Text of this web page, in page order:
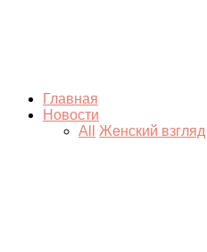
Главная
Новости
All
Женский взгляд